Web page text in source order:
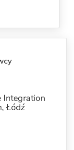
Integration
Łódź